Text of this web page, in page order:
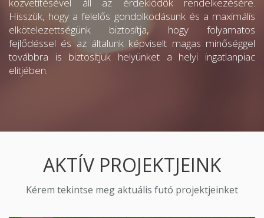
Hisszük, hogy a felelős gondolkodásunk és a maximális
elkötelezettségünk biztosítja, hogy folyamatos
fejlődéssel és az általunk képviselt magas minőséggel
továbbra is biztosítjuk helyünket a helyi ingatlanpiac
elitjében.
AKTÍV PROJEKTJEINK
Kérem tekintse meg aktuális futó projektjeinket